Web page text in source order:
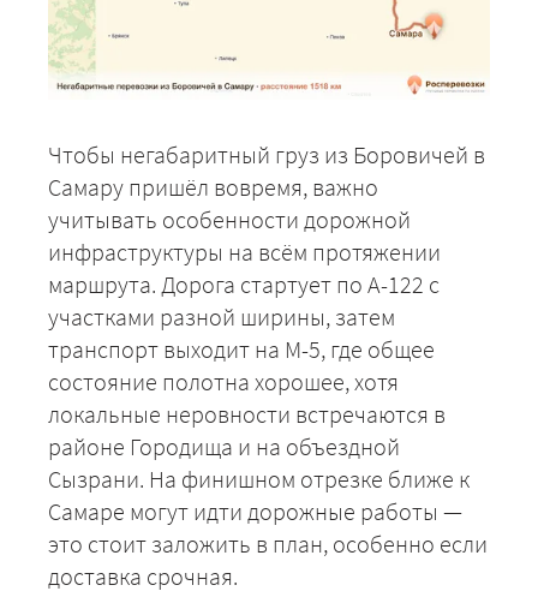
Чтобы негабаритный груз из Боровичей в
Самару пришёл вовремя, важно
учитывать особенности дорожной
инфраструктуры на всём протяжении
маршрута. Дорога стартует по А-122 с
участками разной ширины, затем
транспорт выходит на М-5, где общее
состояние полотна хорошее, хотя
локальные неровности встречаются в
районе Городища и на объездной
Сызрани. На финишном отрезке ближе к
Самаре могут идти дорожные работы —
это стоит заложить в план, особенно если
доставка срочная.
+7 (499) 520-05-23